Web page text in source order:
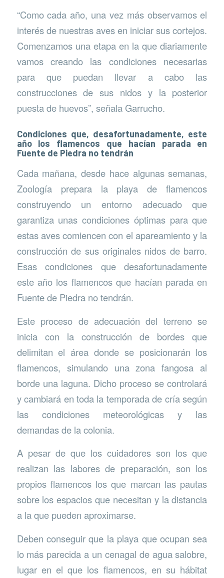
“Como cada año, una vez más observamos el
interés de nuestras aves en iniciar sus cortejos.
Comenzamos una etapa en la que diariamente
vamos creando las condiciones necesarias
para que puedan llevar a cabo las
construcciones de sus nidos y la posterior
puesta de huevos”, señala Garrucho.
Condiciones que, desafortunadamente, este
año los flamencos que hacían parada en
Fuente de Piedra no tendrán
Cada mañana, desde hace algunas semanas,
Zoología prepara la playa de flamencos
construyendo un entorno adecuado que
garantiza unas condiciones óptimas para que
estas aves comiencen con el apareamiento y la
construcción de sus originales nidos de barro.
Esas condiciones que desafortunadamente
este año los flamencos que hacían parada en
Fuente de Piedra no tendrán.
Este proceso de adecuación del terreno se
inicia con la construcción de bordes que
delimitan el área donde se posicionarán los
flamencos, simulando una zona fangosa al
borde una laguna. Dicho proceso se controlará
y cambiará en toda la temporada de cría según
las condiciones meteorológicas y las
demandas de la colonia.
A pesar de que los cuidadores son los que
realizan las labores de preparación, son los
propios flamencos los que marcan las pautas
sobre los espacios que necesitan y la distancia
a la que pueden aproximarse.
Deben conseguir que la playa que ocupan sea
lo más parecida a un cenagal de agua salobre,
lugar en el que los flamencos, en su hábitat